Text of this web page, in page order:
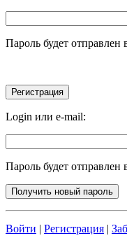
Пароль будет отправлен
Login или e-mail:
Пароль будет отправлен
Войти | Регистрация |